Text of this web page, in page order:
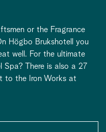
or the Fragrance
Högbo Brukshotell you
well. For the ultimate
There is also a 27
to the Iron Works at